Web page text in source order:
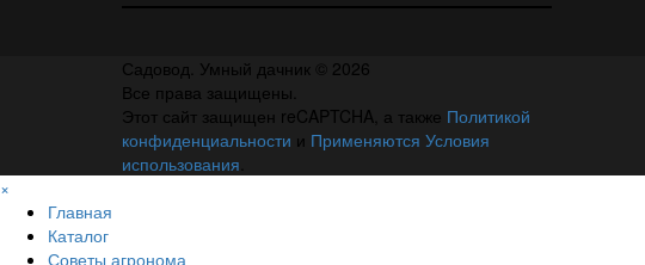
Садовод. Умный дачник © 2026
Все права защищены.
Этот сайт защищен reCAPTCHA, а также Политикой
конфиденциальности и Применяются Условия
использования
×
Главная
Каталог
Советы агронома